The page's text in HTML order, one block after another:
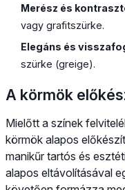
Merész és
vagy grafitszürke.
Elegáns és
szürke (greige).
A körmök
Mielőtt a színek
körmök alapos
manikűr tartós és
alapos eltávolításával